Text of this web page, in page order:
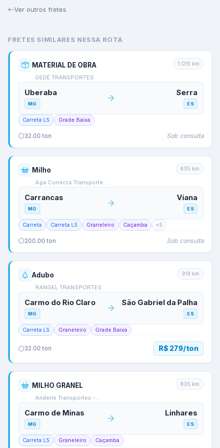
Ver outros fretes
FRETES SIMILARES NESSA ROTA
MATERIAL DE OBRA
DEDÉ TRANSPORTES
1.015 km
Uberaba
MG
Serra
ES
Carreta LS Grade Baixa
32.00 ton Sob consulta
Milho
Aga Conecta Transporte…
635 km
Carrancas
MG
Viana
ES
Carreta Carreta LS Graneleiro Caçamba +5
200.00 ton Sob consulta
Adubo
RANGEL TRANSPORTES
919 km
Carmo do Rio Claro
MG
São Gabriel da Palha
ES
Carreta LS Graneleiro Grade Baixa
32.00 ton R$ 279/ton
MILHO GRANEL
Anderle Transportes -…
835 km
Carmo de Minas
MG
Linhares
ES
Carreta LS Graneleiro Caçamba